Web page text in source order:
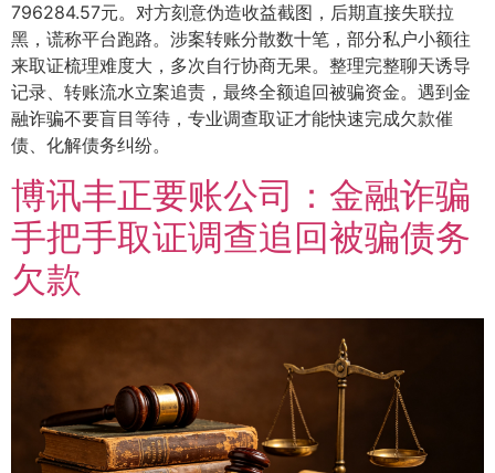
796284.57元。对方刻意伪造收益截图，后期直接失联拉
黑，谎称平台跑路。涉案转账分散数十笔，部分私户小额往
来取证梳理难度大，多次自行协商无果。整理完整聊天诱导
记录、转账流水立案追责，最终全额追回被骗资金。遇到金
融诈骗不要盲目等待，专业调查取证才能快速完成欠款催
债、化解债务纠纷。
博讯丰正要账公司：金融诈骗
手把手取证调查追回被骗债务
欠款